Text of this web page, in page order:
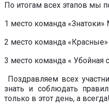
По итогам всех этапов мы
1 место команда
2 место команда
3 место команда «
Поздравляем всех
знать и соблюдать
только в этот день, а всегда!